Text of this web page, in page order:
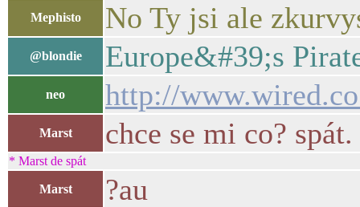
Mephisto No Ty jsi ale
@blondie Europe&#39;s
neo http://
Marst chce se mi co?
* Marst de spát
Marst ?au